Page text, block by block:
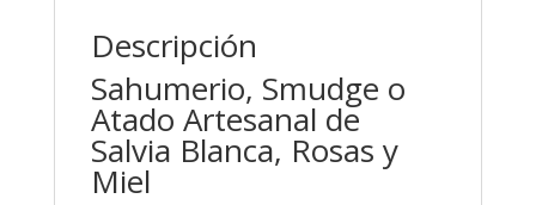
Descripción
Sahumerio, Smudge o
Atado Artesanal de
Salvia Blanca, Rosas y
Miel